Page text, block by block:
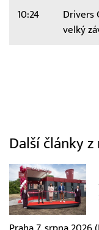
10:24
Drivers
velký
Další články